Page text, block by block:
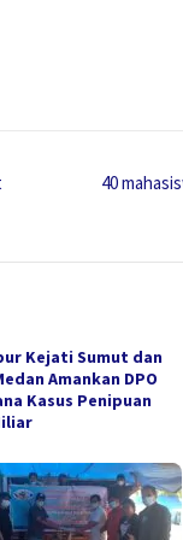
40
Kejati Sumut dan
Amankan DPO
Kasus Penipuan